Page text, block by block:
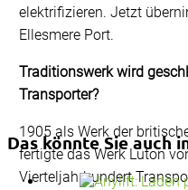
elektrifizieren. Jetzt
Ellesmere Port.
Traditionswerk wird
Transporter?
1905 als Werk der
fertigte das Werk Luton
Vierteljahrhundert
Das könnte Sie auch